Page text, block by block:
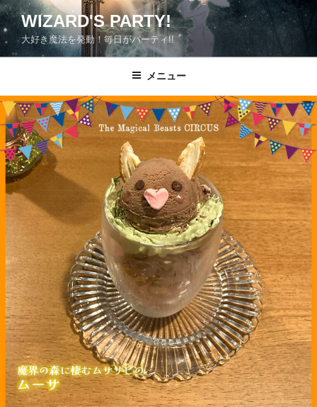
コ
ン
テ
ン
ス
キ
ッ
プ
WIZARD'S PARTY!
大好き魔法を発動！毎日がパーティ!!
メニュー